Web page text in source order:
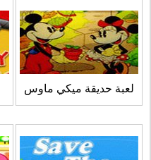
لعبة حديقة ميكي ماوس